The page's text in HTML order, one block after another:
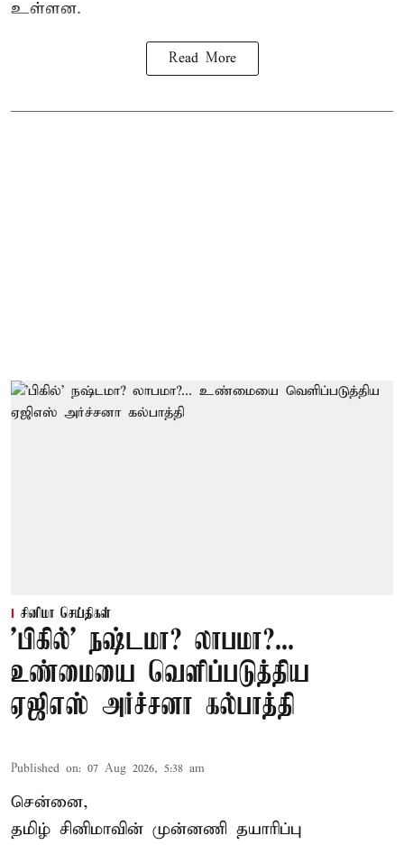
உள்ளன.
Read More
சினிமா செய்திகள்
'பிகில்' நஷ்டமா? லாபமா?...
உண்மையை வெளிப்படுத்திய
ஏஜிஎஸ் அர்ச்சனா கல்பாத்தி
Published on: 07 Aug 2026, 5:38 am
சென்னை,
தமிழ் சினிமாவின் முன்னணி தயாரிப்பு